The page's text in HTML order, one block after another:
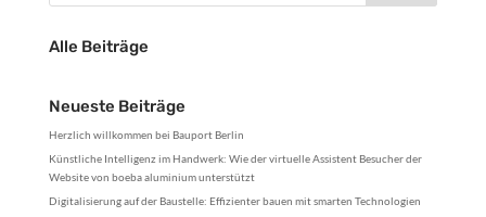
Alle Beiträge
Neueste Beiträge
Herzlich willkommen bei Bauport Berlin
Künstliche Intelligenz im Handwerk: Wie der virtuelle Assistent Besucher der
Website von boeba aluminium unterstützt
Digitalisierung auf der Baustelle: Effizienter bauen mit smarten Technologien